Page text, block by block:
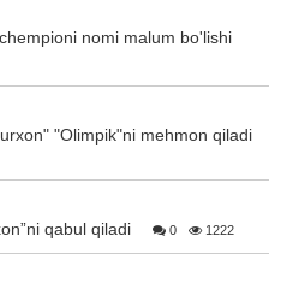
nomi malum bo'lishi
"Olimpik"ni mehmon qiladi
qabul qiladi 0 1222